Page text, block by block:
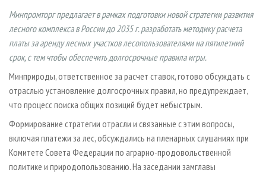
ПРОИЗВОДСТВО ДРЕВЕСНЫХ ПЛИТ
ДЕРЕВЯННОЕ ДОМОСТРОЕНИЕ
БИОЭНЕРГЕТИКА
ЦБП
ИНСТРУМЕНТ И МАТЕРИАЛЫ
МОБИЛЬНЫЕ ВЫСТАВКИ
ОФИЦИАЛЬНЫЕ ДЕЛЕГАЦИИ
RUSSIAN FORESTRY REVIEW
ГАЗЕТА ЛЕСПРОМФОРУМ
БИБЛИОТЕКА СПЕЦИАЛИСТА
КОНТАКТЫ
РЕКЛАМА
РЕКЛАМА НА САЙТЕ
Минпромторг предлагает в рамках подготовки новой стратегии развития
лесного комплекса в России до 2035 г. разработать методику расчета
платы за аренду лесных участков лесопользователями на пятилетний
срок, с тем чтобы обеспечить долгосрочные правила игры.
Минприроды, ответственное за расчет ставок, готово обсуждать с
отраслью установление долгосрочных правил, но предупреждает,
что процесс поиска общих позиций будет небыстрым.
Формирование стратегии отрас­ли и связанные с этим вопро­сы,
включая платежи за лес, обсуждались на пленарных слушаниях при
Комитете Совета Федерации по аграрно-продовольственной
политике и природопользованию. На заседании замглавы